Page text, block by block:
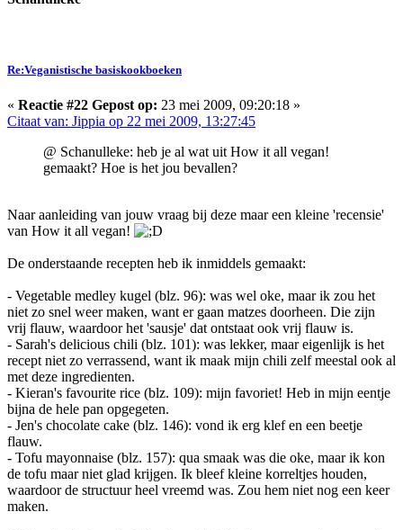
Re:Veganistische basiskookboeken
« Reactie #22 Gepost op: 23 mei 2009, 09:20:18 »
Citaat van: Jippia op 22 mei 2009, 13:27:45
@ Schanulleke: heb je al wat uit How it all vegan!
gemaakt? Hoe is het jou bevallen?
Naar aanleiding van jouw vraag bij deze maar een kleine 'recensie'
van How it all vegan!
De onderstaande recepten heb ik inmiddels gemaakt:
- Vegetable medley kugel (blz. 96): was wel oke, maar ik zou het
niet zo snel weer maken, want er gaan matzes doorheen. Die zijn
vrij flauw, waardoor het 'sausje' dat ontstaat ook vrij flauw is.
- Sarah's delicious chili (blz. 101): was lekker, maar eigenlijk is het
recept niet zo verrassend, want ik maak mijn chili zelf meestal ook al
met deze ingredienten.
- Kieran's favourite rice (blz. 109): mijn favoriet! Heb in mijn eentje
bijna de hele pan opgegeten.
- Jen's chocolate cake (blz. 146): vond ik erg klef en een beetje
flauw.
- Tofu mayonnaise (blz. 157): qua smaak was die oke, maar ik kon
de tofu maar niet glad krijgen. Ik bleef kleine korreltjes houden,
waardoor de structuur heel vreemd was. Zou hem niet nog een keer
maken.